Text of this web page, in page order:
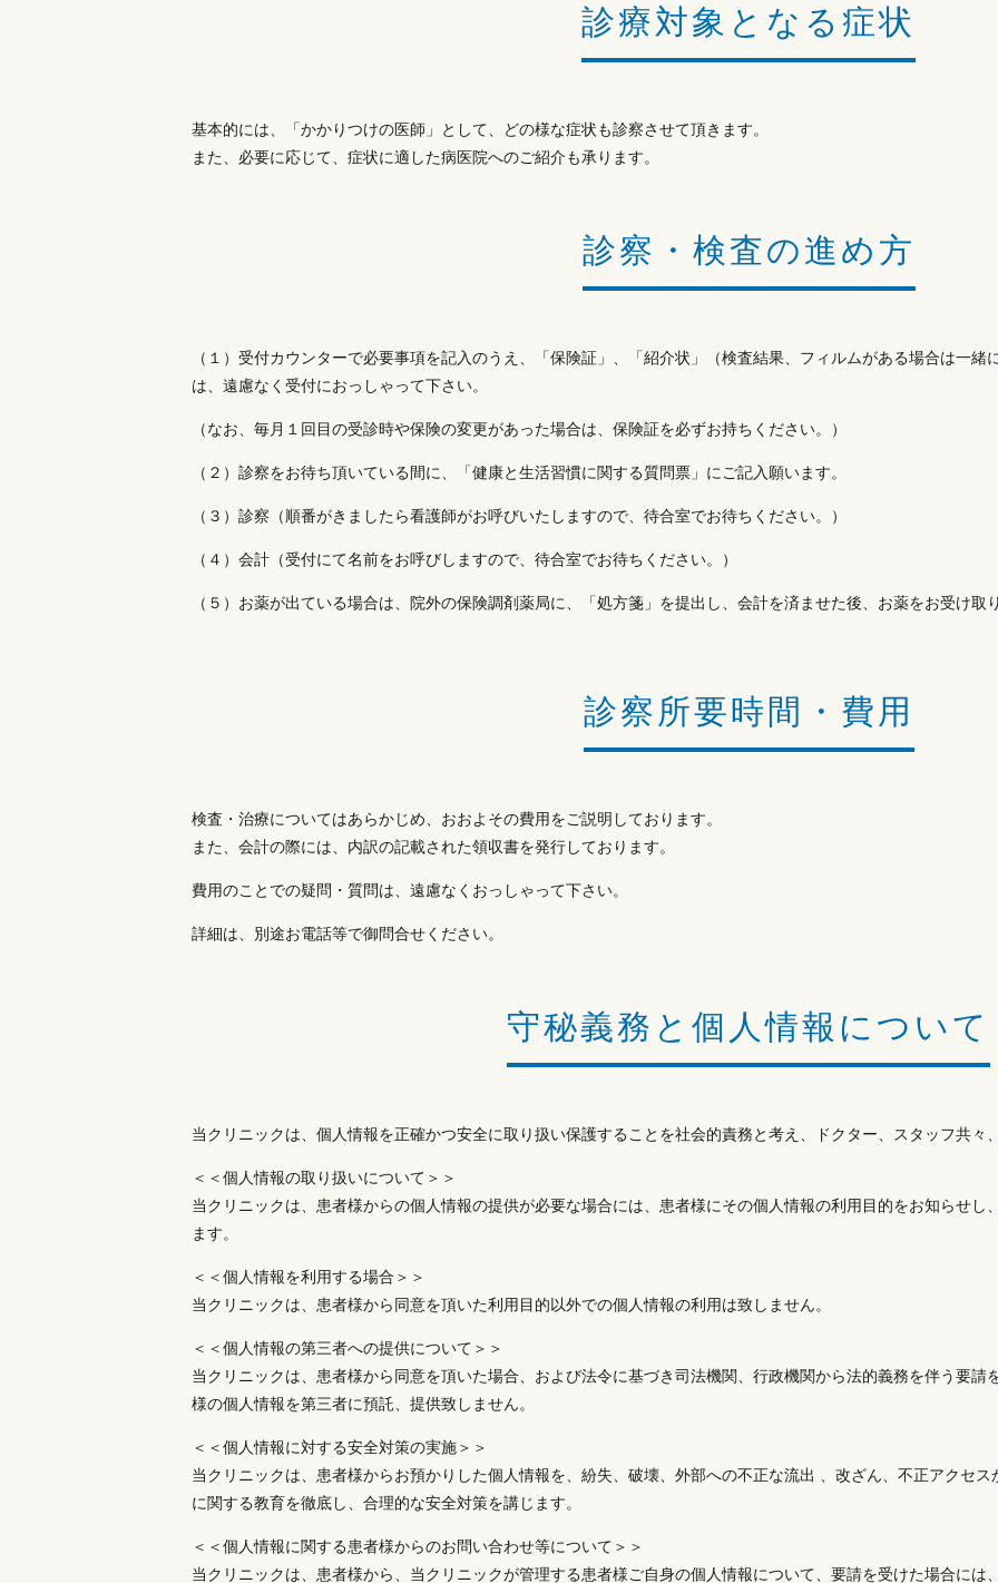
診療対象となる症状
基本的には、「かかりつけの医師」として、どの様な症状も診察させて頂きます。
また、必要に応じて、症状に適した病医院へのご紹介も承ります。
診察・検査の進め方
（１）受付カウンターで必要事項を記入のうえ、「保険証」、「紹介状」（検査結果、フィルムがある場合は一
は、遠慮なく受付におっしゃって下さい。
（なお、毎月１回目の受診時や保険の変更があった場合は、保険証を必ずお持ちください。）
（２）診察をお待ち頂いている間に、「健康と生活習慣に関する質問票」にご記入願います。
（３）診察（順番がきましたら看護師がお呼びいたしますので、待合室でお待ちください。）
（４）会計（受付にて名前をお呼びしますので、待合室でお待ちください。）
（５）お薬が出ている場合は、院外の保険調剤薬局に、「処方箋」を提出し、会計を済ませた後、お薬をお受け取
診察所要時間・費用
検査・治療についてはあらかじめ、おおよその費用をご説明しております。
また、会計の際には、内訳の記載された領収書を発行しております。
費用のことでの疑問・質問は、遠慮なくおっしゃって下さい。
詳細は、別途お電話等で御問合せください。
守秘義務と個人情報について
当クリニックは、個人情報を正確かつ安全に取り扱い保護することを社会的責務と考え、ドクター、スタッフ共々
＜＜個人情報の取り扱いについて＞＞
当クリニックは、患者様からの個人情報の提供が必要な場合には、患者様にその個人情報の利用目的をお知らせし
ます。
＜＜個人情報を利用する場合＞＞
当クリニックは、患者様から同意を頂いた利用目的以外での個人情報の利用は致しません。
＜＜個人情報の第三者への提供について＞＞
当クリニックは、患者様から同意を頂いた場合、および法令に基づき司法機関、行政機関から法的義務を伴う要請
様の個人情報を第三者に預託、提供致しません。
＜＜個人情報に対する安全対策の実施＞＞
当クリニックは、患者様からお預かりした個人情報を、紛失、破壊、外部への不正な流出 、改ざん、不正アクセ
に関する教育を徹底し、合理的な安全対策を講じます。
＜＜個人情報に関する患者様からのお問い合わせ等について＞＞
当クリニックは、患者様から、当クリニックが管理する患者様ご自身の個人情報について、要請を受けた場合には